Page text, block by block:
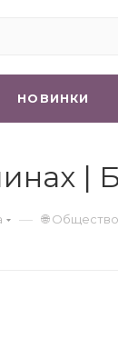
НОВИНКИ
|
— 🌐 Общество